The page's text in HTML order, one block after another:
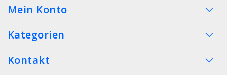
Mein Konto
Kategorien
Kontakt